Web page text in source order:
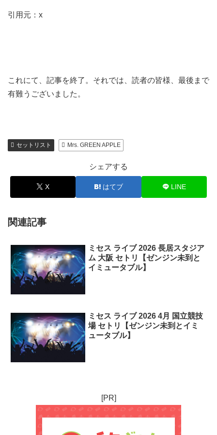
引用元：x
これにて、記事を終了。それでは、読者の皆様、最後まで
有難うございました。
セットリスト Mrs. GREEN APPLE
シェアする
X はてブ LINE
関連記事
ミセス ライブ 2026 長居スタジア
ム 大阪 セトリ【ゼンジン未到と
イミュータブル】
ミセス ライブ 2026 4月 国立競技
場 セトリ【ゼンジン未到とイミ
ュータブル】
[PR]